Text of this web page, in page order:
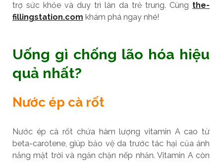
trợ sức khỏe và duy trì làn da trẻ trung. Cùng the-
fillingstation.com khám phá ngay nhé!
Uống gì chống lão hóa hiệu
quả nhất?
Nước ép cà rốt
Nước ép cà rốt chứa hàm lượng vitamin A cao từ
beta-carotene, giúp bảo vệ da trước tác hại của ánh
nắng mặt trời và ngăn chặn nếp nhăn. Vitamin A còn